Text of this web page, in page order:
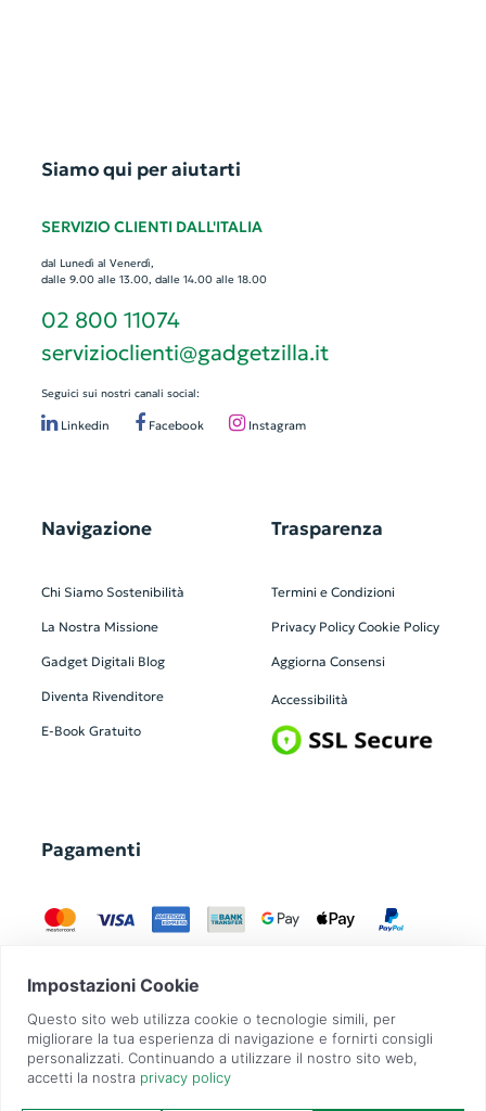
Siamo qui per aiutarti
SERVIZIO CLIENTI DALL'ITALIA
dal Lunedì al Venerdì,
dalle 9.00 alle 13.00, dalle 14.00 alle 18.00
02 800 11074
servizioclienti@gadgetzilla.it
Seguici sui nostri canali social:
Linkedin Facebook Instagram
Navigazione
Chi Siamo Sostenibilità
La Nostra Missione
Gadget Digitali Blog
Diventa Rivenditore
E-Book Gratuito
Trasparenza
Termini e Condizioni
Privacy Policy Cookie Policy
Aggiorna Consensi
Accessibilità
Pagamenti
GadgetZilla è un Brand di Overbi S.r.l.| realizzato con Contit
| © 2026 Tutti
i diritti riservati | P.IVA: 09351560967